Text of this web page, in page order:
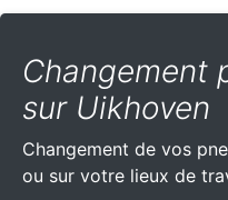
Changement
sur Uikhoven
Changement de vos
ou sur votre lieux de